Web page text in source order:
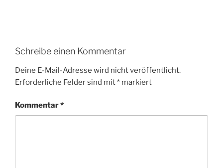
Schreibe einen Kommentar
Deine E-Mail-Adresse wird nicht veröffentlicht.
Erforderliche Felder sind mit* markiert
Kommentar*